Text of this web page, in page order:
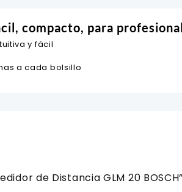
compacto, para
y fácil
a cada bolsillo
de Distancia GLM 20 BOSCH”